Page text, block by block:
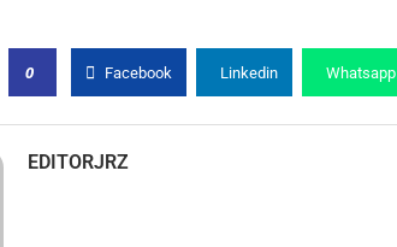
0 Facebook Linkedin Whatsapp
EDITORJRZ